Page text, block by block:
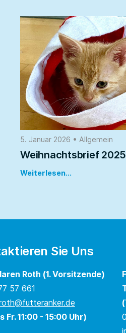
5. Januar 2026 • Allgemein
Weihnachtsbrief 2025
Weiterlesen...
Sie Uns
Roth (1. Vorsitzende)
57 661
Fr. 11:00 - 15:00 Uhr)